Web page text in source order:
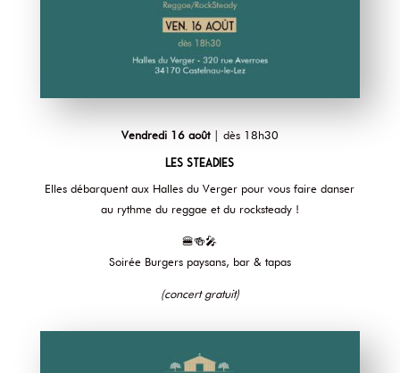
Vendredi 16 août| dès 18h30
Les Steadies
Elles débarquent aux Halles du Verger pour vous faire danser
au rythme du reggae et du rocksteady !
🍔🍻🎤
Soirée Burgers paysans, bar & tapas
(concert gratuit)